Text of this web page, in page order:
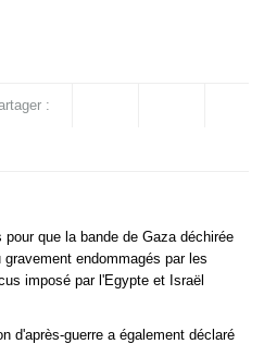
:
que la bande de Gaza déchirée
endommagés par les
imposé par l'Egypte et Israël
d'après-guerre a également déclaré